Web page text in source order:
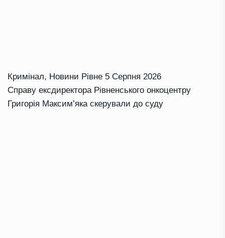
Кримінал, Новини Рівне 5 Серпня 2026
Справу ексдиректора Рівненського онкоцентру
Григорія Максим’яка скерували до суду